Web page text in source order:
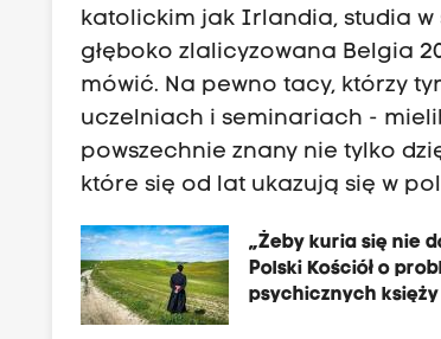
katolickim jak Irlandia, studia w
głęboko zlalicyzowana Belgia
mówić. Na pewno tacy, którzy
uczelniach i seminariach -
powszechnie znany nie tylko
które się od lat ukazują się w
„Żeby kuria się nie
Polski Kościół o
psychicznych